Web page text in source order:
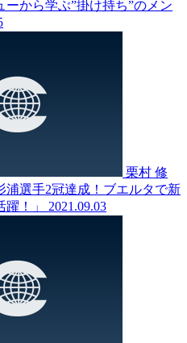
から学ぶ”掛け持ち”のメン
栗村 修
浦選手2冠達成！ブエルタで新
！」
2021.09.03